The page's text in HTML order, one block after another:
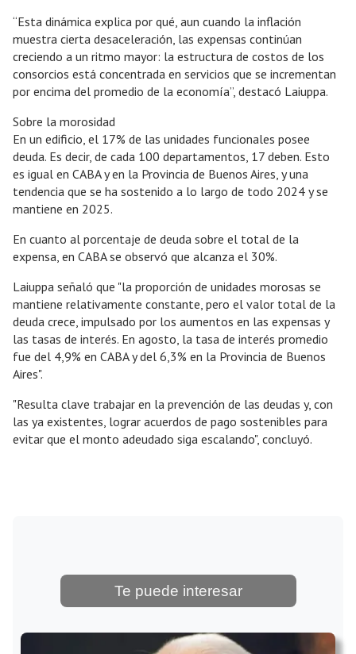
“Esta dinámica explica por qué, aun cuando la inflación
muestra cierta desaceleración, las expensas continúan
creciendo a un ritmo mayor: la estructura de costos de los
consorcios está concentrada en servicios que se incrementan
por encima del promedio de la economía”, destacó Laiuppa.
Sobre la morosidad
En un edificio, el 17% de las unidades funcionales posee
deuda. Es decir, de cada 100 departamentos, 17 deben. Esto
es igual en CABA y en la Provincia de Buenos Aires, y una
tendencia que se ha sostenido a lo largo de todo 2024 y se
mantiene en 2025.
En cuanto al porcentaje de deuda sobre el total de la
expensa, en CABA se observó que alcanza el 30%.
Laiuppa señaló que "la proporción de unidades morosas se
mantiene relativamente constante, pero el valor total de la
deuda crece, impulsado por los aumentos en las expensas y
las tasas de interés. En agosto, la tasa de interés promedio
fue del 4,9% en CABA y del 6,3% en la Provincia de Buenos
Aires".
"Resulta clave trabajar en la prevención de las deudas y, con
las ya existentes, lograr acuerdos de pago sostenibles para
evitar que el monto adeudado siga escalando", concluyó.
Te puede interesar